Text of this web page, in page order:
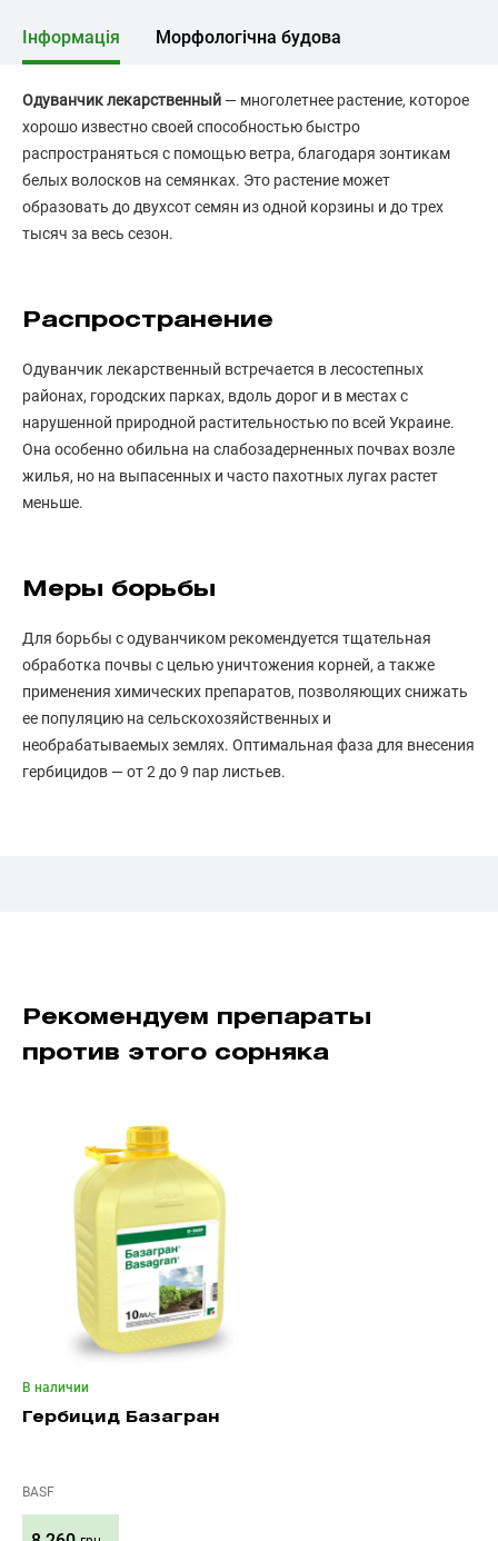
Інформація Морфологічна будова
Одуванчик лекарственный — многолетнее растение, которое
хорошо известно своей способностью быстро
распространяться с помощью ветра, благодаря зонтикам
белых волосков на семянках. Это растение может
образовать до двухсот семян из одной корзины и до трех
тысяч за весь сезон.
Распространение
Одуванчик лекарственный встречается в лесостепных
районах, городских парках, вдоль дорог и в местах с
нарушенной природной растительностью по всей Украине.
Она особенно обильна на слабозадерненных почвах возле
жилья, но на выпасенных и часто пахотных лугах растет
меньше.
Меры борьбы
Для борьбы с одуванчиком рекомендуется тщательная
обработка почвы с целью уничтожения корней, а также
применения химических препаратов, позволяющих снижать
ее популяцию на сельскохозяйственных и
необрабатываемых землях. Оптимальная фаза для внесения
гербицидов — от 2 до 9 пар листьев.
Рекомендуем препараты
против этого сорняка
В наличии
Гербицид Базагран
BASF